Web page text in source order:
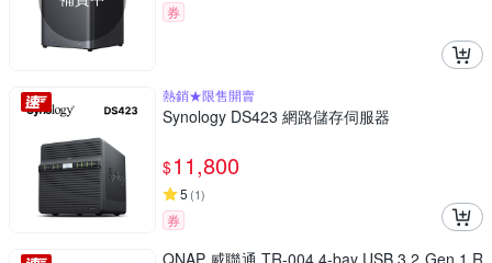
券
熱銷★限售開賣
Synology DS423 網路儲存伺服器
$11,800
5 (1)
券